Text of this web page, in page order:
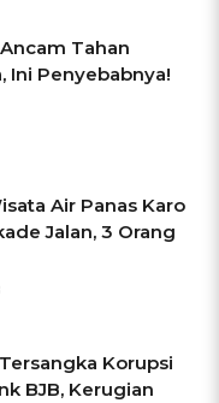
Tahan
Ini Penyebabnya!
Air Panas Karo
Jalan, 3 Orang
Korupsi
BJB, Kerugian